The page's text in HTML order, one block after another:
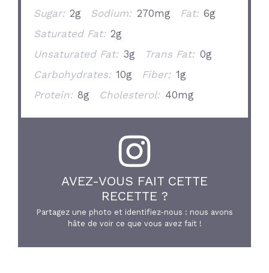
Sugar: 2g Sodium: 270mg Fat: 6g
Saturated Fat: 2g
Unsaturated Fat: 3g Trans Fat: 0g
Carbohydrates: 10g Fiber: 1g
Protein: 8g Cholesterol: 40mg
AVEZ-VOUS FAIT CETTE
RECETTE ?
Partagez une photo et identifiez-nous : nous avons
hâte de voir ce que vous avez fait !